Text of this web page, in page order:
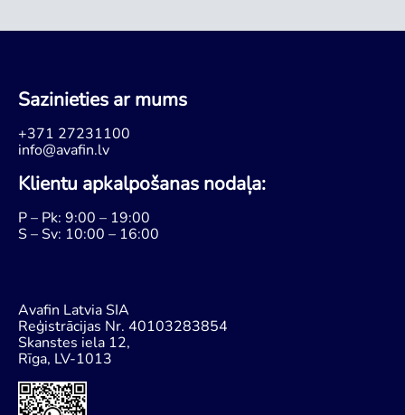
Sazinieties ar mums
+371 27231100
info@avafin.lv
Klientu apkalpošanas nodaļa:
P – Pk: 9:00 – 19:00
S – Sv: 10:00 – 16:00
Avafin Latvia SIA
Reģistrācijas Nr. 40103283854
Skanstes iela 12,
Rīga, LV-1013